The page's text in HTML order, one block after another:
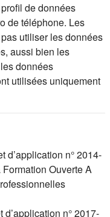
de données
de téléphone. Les
utiliser les données
aussi bien les
données
utilisées uniquement
d’application n° 2014-
Ouverte A
n° 2017-